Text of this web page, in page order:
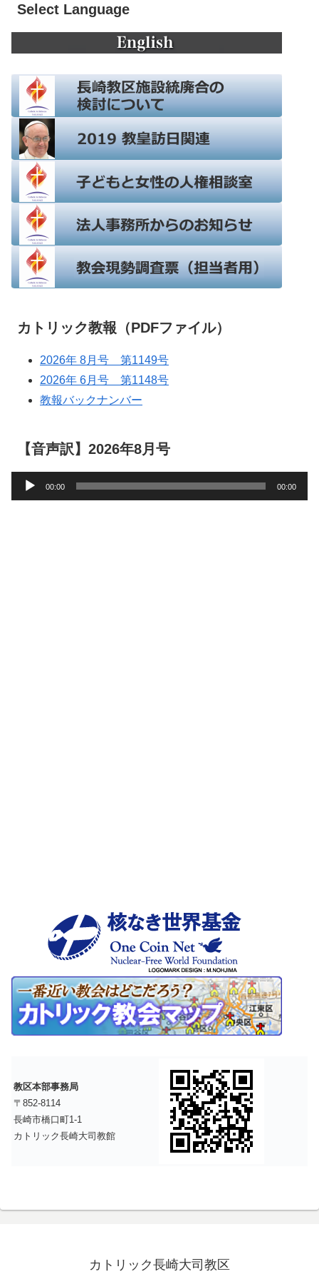
Select Language
カトリック教報（PDFファイル）
2026年 8月号 第1149号
2026年 6月号 第1148号
教報バックナンバー
【音声訳】2026年8月号
声
00:00 00:00
教区本部事務局
〒852-8114
長崎市橋口町1-1
カトリック長崎大司教館
カトリック長崎大司教区